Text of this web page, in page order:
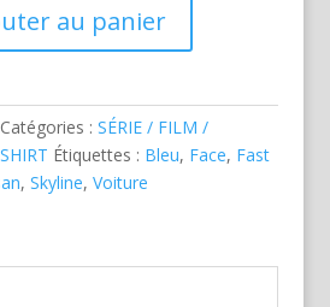
au panier
Catégories : SÉRIE / FILM /
Étiquettes : Bleu, Face, Fast
, Skyline, Voiture